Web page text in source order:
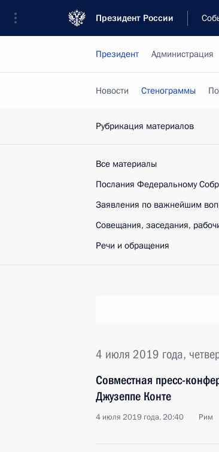
Президент России
Президент Администрация
Новости Стенограммы
Рубрикация материалов
Все материалы
Послания Федеральному
Заявления по важнейшим
Совещания, заседания,
Речи и обращения
4 июля 2019 года,
Совместная пресс-
Джузеппе Конте
4 июля 2019 года, 20:40 Рим